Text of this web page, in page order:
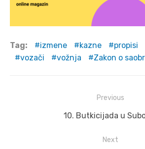
Tag: izmene kazne propisi
vozači
vožnja Zakon o
navigation
Previous
Previous
10. Butkicijada u
Next